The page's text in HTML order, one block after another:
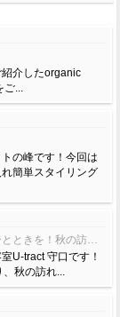
介したorganic
ご...
の峰です！今回は
簡単スタイリング
守口市の美容室U-tractでリラックスしたひとときを！秋の訪れと共に新しい癒し空間をお届けします
U-tract 守口です！
秋の訪れ...